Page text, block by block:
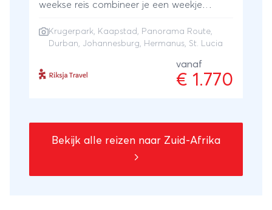
weekse reis combineer je een weekje
Hermanus. Vervolgens vlieg je naar Durban
nijlpaarden bij St. Lucia en op safari te
gaan in het Kruger National Park. Beleef
Krugerpark, Kaapstad , Panorama Route,
Durban, Johannesburg, Hermanus, St. Lucia
vanaf
€ 1.770
Bekijk alle reizen naar Zuid-Afrika